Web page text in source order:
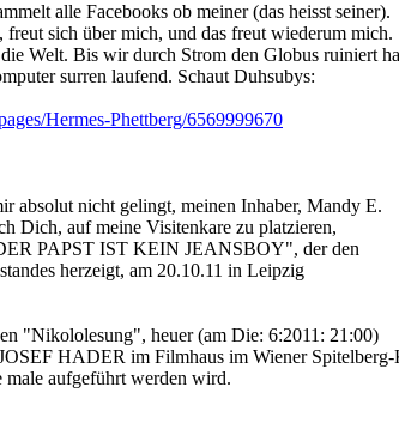
alle Facebooks ob meiner (das heisst seiner).
, freut sich über mich, und das freut wiederum mich.
Welt. Bis wir durch Strom den Globus ruiniert
surren laufend. Schaut Duhsubys:
Hermes-Phettberg/6569999670
absolut nicht gelingt, meinen Inhaber, Mandy E.
Dich, auf meine Visitenkare zu platzieren,
PAPST IST KEIN JEANSBOY", der den
herzeigt, am 20.10.11 in Leipzig
"Nikololesung", heuer (am Die: 6:2011: 21:00)
HADER im Filmhaus im Wiener Spitelberg-
male aufgeführt werden wird.